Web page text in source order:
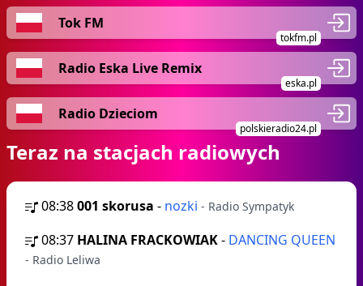
Tok FM
tokfm.pl
Radio Eska Live Remix
eska.pl
Radio Dzieciom
polskieradio24.pl
Teraz na stacjach radiowych
08:38001 skorusa - nozki - Radio Sympatyk
08:37 HALINA FRACKOWIAK- DANCING QUEEN
- Radio Leliwa